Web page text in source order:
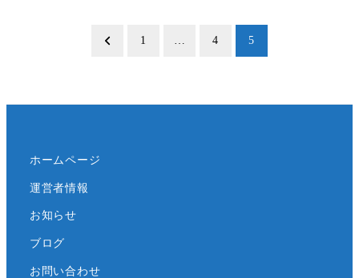
の
ー
送
り
1 4 5
ホームページ
運営者情報
お知らせ
ブログ
お問い合わせ